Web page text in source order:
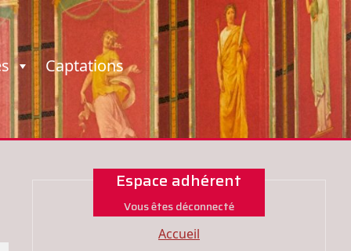
Captations
Espace adhérent
Vous êtes déconnecté
Accueil